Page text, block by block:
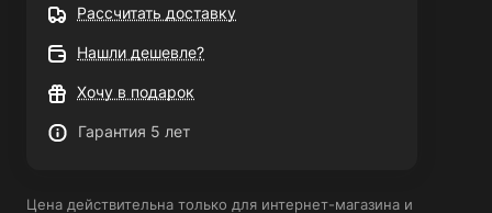
Рассчитать доставку
Нашли дешевле?
Хочу в подарок
Гарантия 5 лет
Цена действительна только для интернет-магазина и